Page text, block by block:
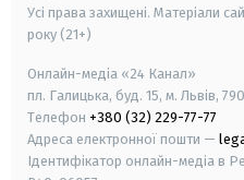
Усі права захищені. Матеріали
року (21+)
Онлайн-медіа «24 Канал»
пл. Галицька, буд. 15, м. Львів,
Телефон +380 (32) 229-77-77
Адреса електронної пошти —
Ідентифікатор онлайн-медіа в